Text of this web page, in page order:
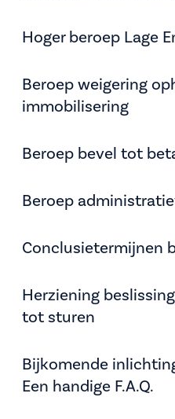
Hoger beroep Lage
Beroep weigering
immobilisering
Beroep bevel tot
Beroep
Conclusietermijnen
Herziening
tot sturen
Bijkomende
Een handige F.A.Q.